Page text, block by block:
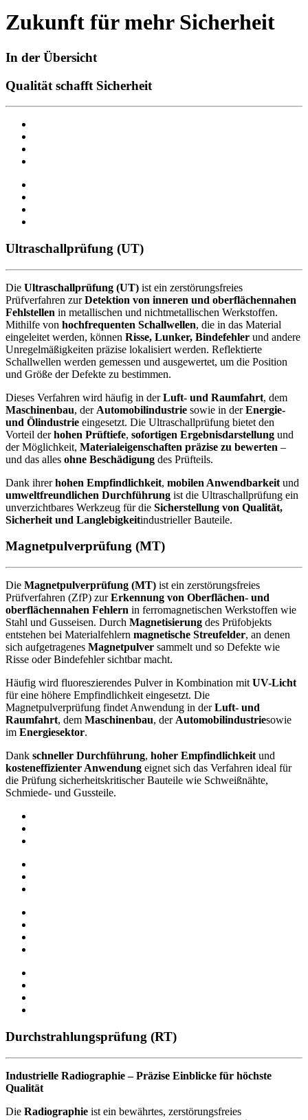
Zukunft für mehr Sicherheit
In der Übersicht
Qualität schafft Sicherheit
Ultraschallprüfung (UT)
Die Ultraschallprüfung (UT) ist ein zerstörungsfreies
Prüfverfahren zurDetektion von inneren und oberflächennahen
Fehlstellen in metallischen und nichtmetallischen Werkstoffen.
Mithilfe von hochfrequenten Schallwellen, die in das Material
eingeleitet werden, können Risse, Lunker, Bindefehler und andere
Unregelmäßigkeiten präzise lokalisiert werden. Reflektierte
Schallwellen werden gemessen und ausgewertet, um die Position
und Größe der Defekte zu bestimmen.
Dieses Verfahren wird häufig in derLuft- und Raumfahrt, dem
Maschinenbau, der Automobilindustrie sowie in derEnergie-
und Ölindustrie eingesetzt. Die Ultraschallprüfung bietet den
Vorteil derhohen Prüftiefe, sofortigen Ergebnisdarstellung und
der Möglichkeit, Materialeigenschaften präzise zu bewerten –
und das alles ohne Beschädigung des Prüfteils.
Dank ihrerhohen Empfindlichkeit, mobilen Anwendbarkeit und
umweltfreundlichen Durchführung ist die Ultraschallprüfung ein
unverzichtbares Werkzeug für die Sicherstellung von Qualität,
Sicherheit und Langlebigkeitindustrieller Bauteile.
Magnetpulverprüfung (MT)
Die Magnetpulverprüfung (MT) ist ein zerstörungsfreies
Prüfverfahren (ZfP) zurErkennung von Oberflächen- und
oberflächennahen Fehlern in ferromagnetischen Werkstoffen wie
Stahl und Gusseisen. Durch Magnetisierung des Prüfobjekts
entstehen bei Materialfehlern magnetische Streufelder, an denen
sich aufgetragenes Magnetpulver sammelt und so Defekte wie
Risse oder Bindefehler sichtbar macht.
Häufig wird fluoreszierendes Pulver in Kombination mit UV-Licht
für eine höhere Empfindlichkeit eingesetzt. Die
Magnetpulverprüfung findet Anwendung in derLuft- und
Raumfahrt, dem Maschinenbau, der Automobilindustriesowie
im Energiesektor.
Dank schneller Durchführung, hoher Empfindlichkeit und
kosteneffizienter Anwendung eignet sich das Verfahren ideal für
die Prüfung sicherheitskritischer Bauteile wie Schweißnähte,
Schmiede- und Gussteile.
Durchstrahlungsprüfung (RT)
Industrielle Radiographie – Präzise Einblicke für höchste
Qualität
Die Radiographie ist ein bewährtes, zerstörungsfreies